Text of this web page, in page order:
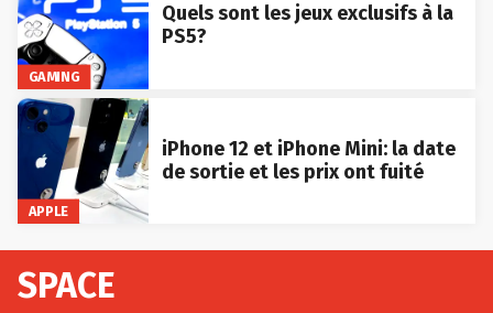
GAMING
Quels sont les jeux exclusifs à la
PS5?
APPLE
iPhone 12 et iPhone Mini: la date
de sortie et les prix ont fuité
SPACE